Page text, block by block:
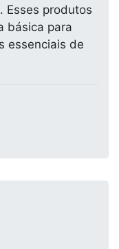
Esses produtos
básica para
essenciais de